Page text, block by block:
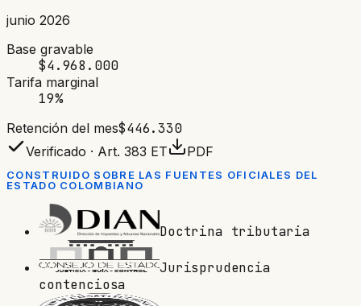
junio 2026
Base gravable
$4.968.000
Tarifa marginal
19%
Retención del mes$446.330
Verificado · Art. 383 ET PDF
CONSTRUIDO SOBRE LAS FUENTES OFICIALES DEL
ESTADO COLOMBIANO
Doctrina tributaria
Jurisprudencia
contenciosa